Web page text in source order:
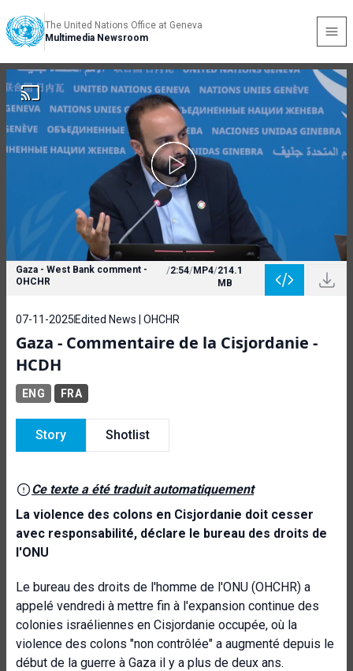
The United Nations Office at Geneva
Multimedia Newsroom
Gaza - West Bank comment -
OHCHR
/2:54/MP4/214.1
MB
07-11-2025 Edited News | OHCHR
Gaza - Commentaire de la Cisjordanie -
HCDH
ENG FRA
Story Shotlist
Ce texte a été traduit automatiquement
La violence des colons en Cisjordanie doit cesser
avec responsabilité, déclare le bureau des droits de
l'ONU
Le bureau des droits de l'homme de l'ONU (OHCHR) a
appelé vendredi à mettre fin à l'expansion continue des
colonies israéliennes en Cisjordanie occupée, où la
violence des colons "non contrôlée" a augmenté depuis le
début de la guerre à Gaza il y a plus de deux ans.